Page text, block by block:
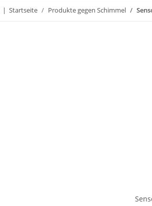
Startseite Produkte gegen Schimmel